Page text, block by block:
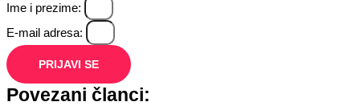
Ime i prezime:
E-mail adresa:
PRIJAVI SE
Povezani članci: